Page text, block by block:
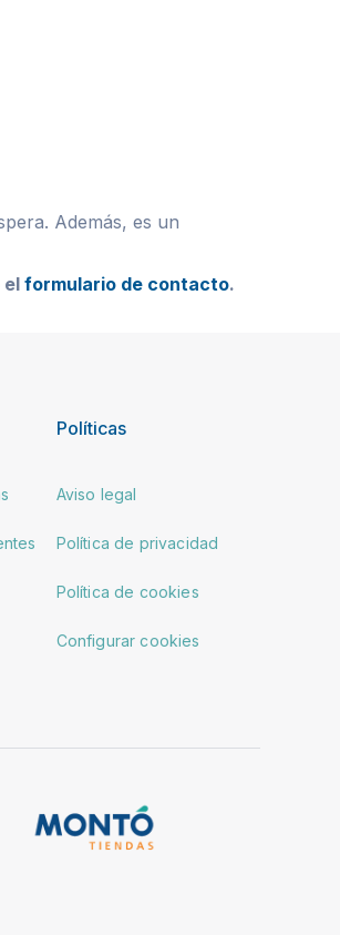
Además, es un
elformulario de contacto.
Políticas
Aviso legal
Política de privacidad
Política de cookies
Configurar cookies